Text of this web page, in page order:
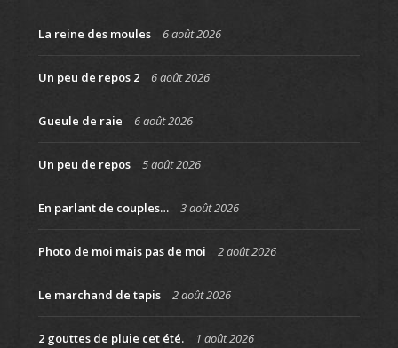
La reine des moules 6 août 2026
Un peu de repos 2 6 août 2026
Gueule de raie 6 août 2026
Un peu de repos 5 août 2026
En parlant de couples… 3 août 2026
Photo de moi mais pas de moi 2 août 2026
Le marchand de tapis 2 août 2026
2 gouttes de pluie cet été. 1 août 2026